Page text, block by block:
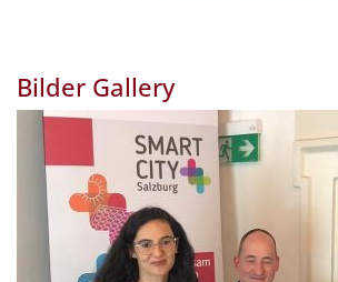
Bilder Gallery